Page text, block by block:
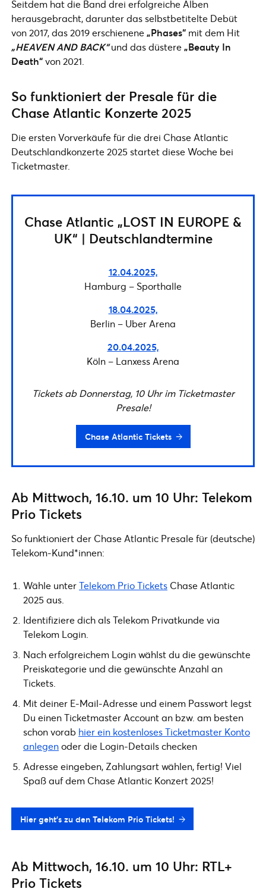
Seitdem hat die Band drei erfolgreiche Alben
herausgebracht, darunter das selbstbetitelte Debüt
von 2017, das 2019 erschienene„Phases“ mit dem Hit
„HEAVEN AND BACK“und das düstere„Beauty In
Death“von 2021.
So funktioniert der Presale für die
Chase Atlantic Konzerte 2025
Die ersten Vorverkäufe für die drei Chase Atlantic
Deutschlandkonzerte 2025 startet diese Woche bei
Ticketmaster.
Chase Atlantic „LOST IN EUROPE &
UK“ | Deutschlandtermine
12.04.2025,
Hamburg – Sporthalle
18.04.2025,
Berlin – Uber Arena
20.04.2025,
Köln – Lanxess Arena
Tickets ab Donnerstag, 10 Uhr im Ticketmaster
Presale!
Chase Atlantic Tickets
Ab Mittwoch, 16.10. um 10 Uhr: Telekom
Prio Tickets
So funktioniert der Chase Atlantic Presale für (deutsche)
Telekom-Kund*innen:
Wähle unterTelekom Prio Tickets Chase Atlantic
2025 aus.
Identifiziere dich als Telekom Privatkunde via
Telekom Login.
Nach erfolgreichem Login wählst du die gewünschte
Preiskategorie und die gewünschte Anzahl an
Tickets.
Mit deiner E-Mail-Adresse und einem Passwort legst
Du einen Ticketmaster Account an bzw. am besten
schon vorab hier ein kostenloses Ticketmaster Konto
anlegenoder die Login-Details checken
Adresse eingeben, Zahlungsart wählen, fertig! Viel
Spaß auf dem Chase Atlantic Konzert 2025!
Hier geht’s zu den Telekom Prio Tickets!
Ab Mittwoch, 16.10. um 10 Uhr: RTL+
Prio Tickets